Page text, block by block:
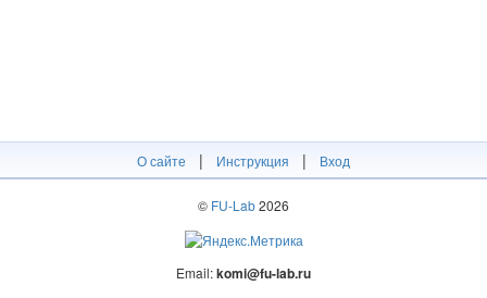
О сайте | Инструкция | Вход
© FU-Lab2026
Email:komi@fu-lab.ru